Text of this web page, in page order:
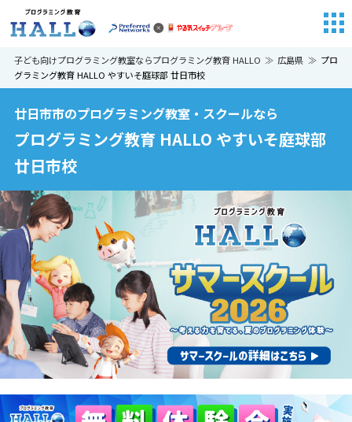
子ども向けプログラミング教室ならプログラミング教育 HALLO 広島県
プロ
グラミング教育 HALLO やすいそ庭球部 廿日市校
廿日市市のプログラミング教室・スクールなら
プログラミング教育 HALLO やすいそ庭球部
廿日市校